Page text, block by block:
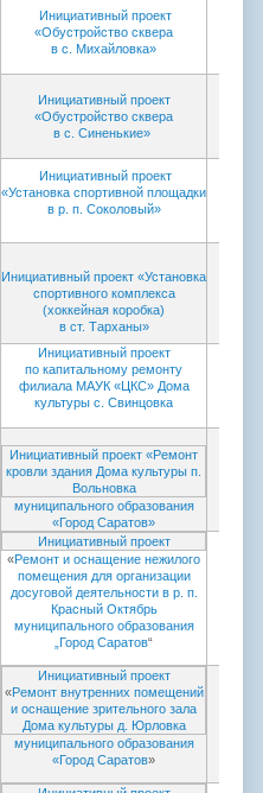
Инициативный проект
«Обустройство сквера
в с. Михайловка»
Инициативный проект
«Обустройство сквера
в с. Синенькие»
Инициативный проект
«Установка спортивной площадки
в р. п. Соколовый»
Инициативный проект «Установка
спортивного комплекса
(хоккейная коробка)
в ст. Тарханы»
Инициативный проект
по капитальному ремонту
филиала МАУК «ЦКС» Дома
культуры с. Свинцовка
Инициативный проект «Ремонт
кровли здания Дома культуры п.
Вольновка
муниципального образования
«Город Саратов»
Инициативный проект
«Ремонт и оснащение нежилого
помещения для организации
досуговой деятельности в р. п.
Красный Октябрь
муниципального образования
„Город Саратов“
Инициативный проект
«Ремонт внутренних помещений
и оснащение зрительного зала
Дома культуры д. Юрловка
муниципального образования
«Город Саратов»